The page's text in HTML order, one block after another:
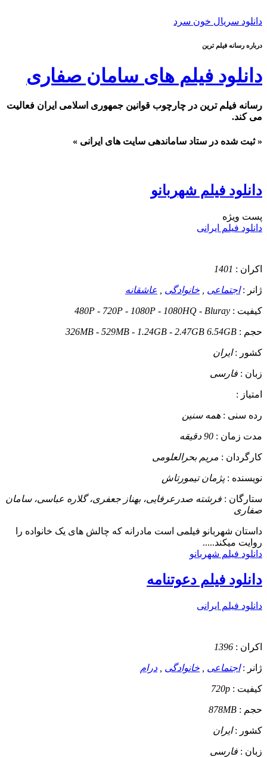
دانلود سریال خون سرد
درباره رسانه فیلم ترین
دانلود فیلم های سامان صفاری
رسانه فیلم ترین در چارچوب قوانین جمهوری اسلامی ایران فعالیت
می کند.
« ثبت شده در ستاد ساماندهی سایت های ایرانی »
دانلود فیلم شهربانو
پست ويژه
دانلود فیلم ایرانی
اکران : 1401
ژانر :اجتماعی خانوادگی عاشقانه
کیفیت : 480P - 720P - 1080P - 1080HQ - Bluray
حجم : 326MB - 529MB - 1.24GB - 2.47GB 6.54GB
کشور :ایران
زبان : فارسی
امتیاز :
رده سنی : همه سنین
مدت زمان : 90 دقیقه
کارگردان : مریم بحرالعلومی
نویسنده :پژمان تیمورتاش
ستارگان : فرشته صدرعرفایی، بهناز جعفری، گلاره عباسی، سامان
صفاری
داستان شهربانو فیلمی است مادرانه که چالش های یک خانواده را
روایت میکند.....
دانلود فیلم شهربانو
دانلود فیلم دعوتنامه
دانلود فیلم ایرانی
اکران : 1396
ژانر :اجتماعی خانوادگی درام
کیفیت : 720p
حجم : 878MB
کشور :ایران
زبان : فارسی